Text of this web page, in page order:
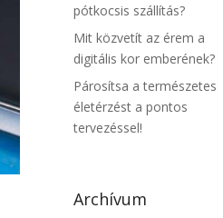
pótkocsis szállítás?
Mit közvetít az érem a
digitális kor emberének?
Párosítsa a természetes
életérzést a pontos
tervezéssel!
Archívum